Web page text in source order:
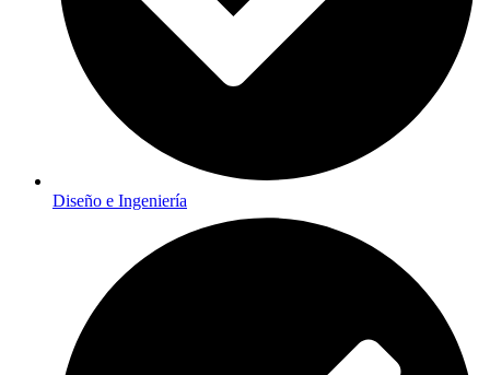
Diseño e Ingeniería